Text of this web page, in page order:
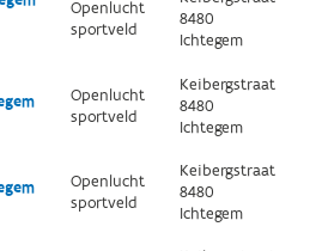
Openlucht
sportveld
8480
Ichtegem
Openlucht
sportveld
Keibergstraat
8480
Ichtegem
Openlucht
sportveld
Keibergstraat
8480
Ichtegem